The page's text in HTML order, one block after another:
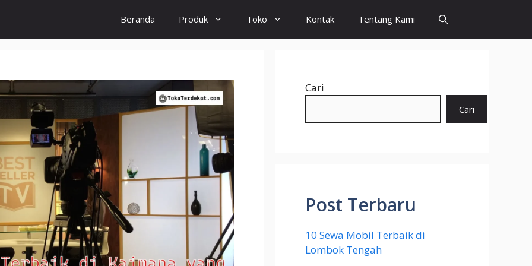
Beranda Produk Toko Kontak Tentang Kami
Cari
Cari
Post Terbaru
10 Sewa Mobil Terbaik di
Lombok Tengah